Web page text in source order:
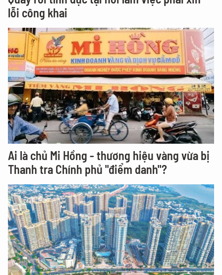
lỗi công khai
Ai là chủ Mi Hồng - thương hiệu vàng vừa bị
Thanh tra Chính phủ "điểm danh"?